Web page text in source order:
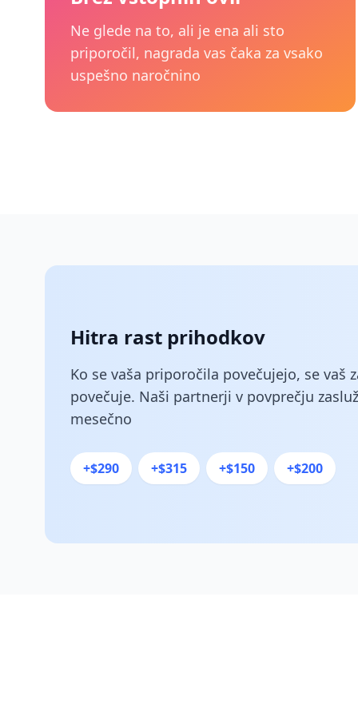
Ne glede na to, ali je ena ali sto
priporočil, nagrada vas čaka za vsako
uspešno naročnino
Hitra rast prihodkov
Ko se vaša priporočila povečujejo, se vaš
povečuje. Naši partnerji v povprečju
mesečno
+$290 +$315 +$150 +$200